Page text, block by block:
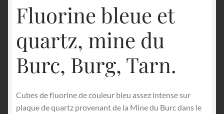
Fluorine bleue et
quartz, mine du
Burc, Burg, Tarn.
Cubes de fluorine de couleur bleu assez intense sur
plaque de quartz provenant de la Mine du Burc dans le